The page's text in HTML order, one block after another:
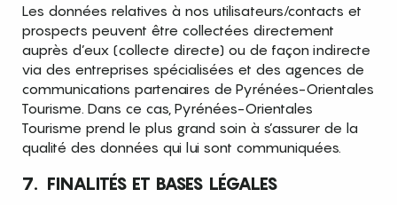
Les données relatives à nos utilisateurs/contacts et
prospects peuvent être collectées directement
auprès d’eux (collecte directe) ou de façon indirecte
via des entreprises spécialisées et des agences de
communications partenaires de Pyrénées-Orientales
Tourisme. Dans ce cas, Pyrénées-Orientales
Tourisme prend le plus grand soin à s’assurer de la
qualité des données qui lui sont communiquées.
7. FINALITÉS ET BASES LÉGALES